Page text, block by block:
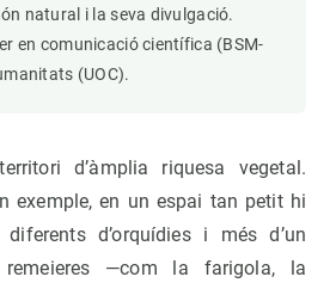
natural i la seva divulgació.
en comunicació científica (BSM-
(UOC).
d’àmplia riquesa vegetal.
exemple, en un espai tan petit hi
d’orquídies i més d’un
remeieres —com la farigola, la